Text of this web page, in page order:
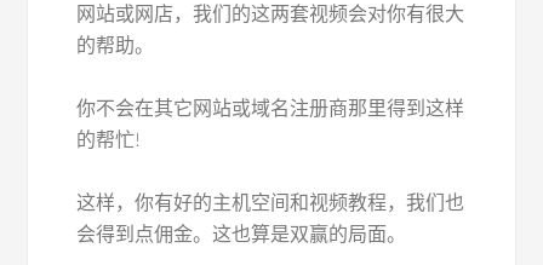
网站或网店，我们的这两套视频会对你有很大
的帮助。
你不会在其它网站或域名注册商那里得到这样
的帮忙!
这样，你有好的主机空间和视频教程，我们也
会得到点佣金。这也算是双赢的局面。